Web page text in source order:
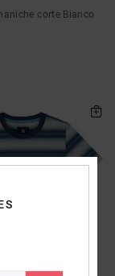
corte Bianco